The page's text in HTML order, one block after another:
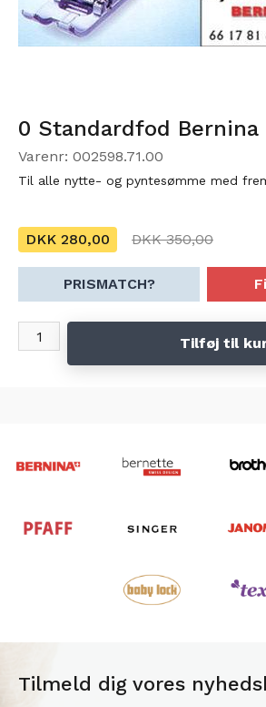
0 Standardfod Bernina
Varenr: 002598.71.00
Til alle nytte- og pyntesømme med
DKK 280,00 DKK 350,00
PRISMATCH?
Tilføj til
Tilmeld dig vores